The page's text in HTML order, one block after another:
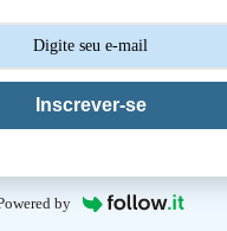
Inscrever-se
by